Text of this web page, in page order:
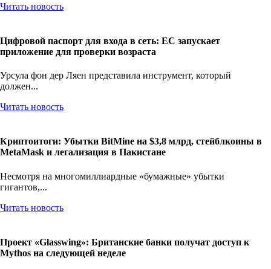
Читать новость
Цифровой паспорт для входа в сеть: ЕС запускает
приложение для проверки возраста
Урсула фон дер Ляен представила инструмент, который
должен...
Читать новость
Криптоитоги: Убытки BitMine на $3,8 млрд, стейблкоины в
MetaMask и легализация в Пакистане
Несмотря на многомиллиардные «бумажные» убытки
гигантов,...
Читать новость
Проект «Glasswing»: Британские банки получат доступ к
Mythos на следующей неделе